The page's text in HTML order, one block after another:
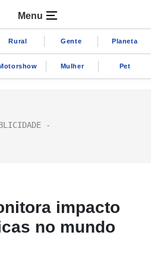
Menu
Rural Gente Planeta
Mulher Pet
impacto
no mundo